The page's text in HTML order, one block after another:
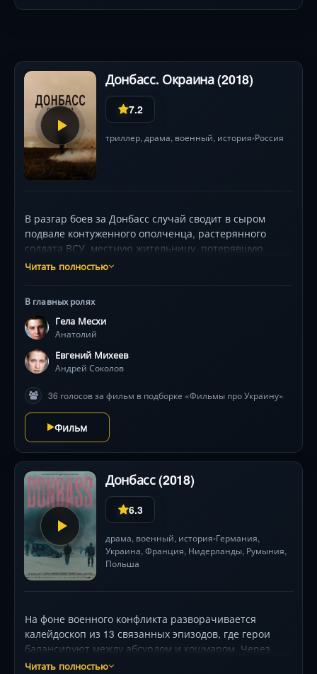
Донбасс. Окраина (2018)
7.2
триллер, драма, военный, история•Россия
В разгар боев за Донбасс случай сводит в сыром
подвале контуженного ополченца, растерянного
солдата ВСУ, местную жительницу, потерявшую
семью, и двух киевских волонтёрок с
добывать воду, хоронить мёртвых и спасать ребёнка
из-под завалов. Жестокая реальность войны стирает
границы между «своими» и «чужими», но
предательство может прийти оттуда, где его не ждут.
Гела Месхи и Евгений Михеев создают мощные
человечностью. Напряжение растёт с каждой
минутой: натуралистичные батальные сцены,
психологические дуэли и неочевидные мотивы
героев держат в тревожном ожидании финала.
Читать полностью
В главных ролях
Гела Месхи
Анатолий
Евгений Михеев
Андрей Соколов
36 голосов за фильм в подборке «Фильмы про Украину»
Фильм
Донбасс (2018)
6.3
драма, военный, история•Германия,
Украина, Франция, Нидерланды, Румыния,
Польша
На фоне военного конфликта разворачивается
калейдоскоп из 13 связанных эпизодов, где герои
балансируют между абсурдом и кошмаром. Через
вагончик гримёров, фейковые новостные репортажи,
Читать полностью